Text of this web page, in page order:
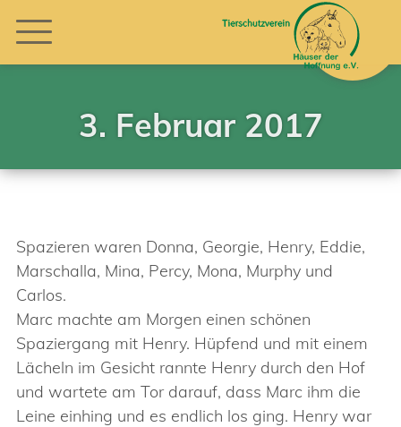
3. Februar 2017
Spazieren waren Donna, Georgie, Henry, Eddie,
Marschalla, Mina, Percy, Mona, Murphy und
Carlos.
Marc machte am Morgen einen schönen
Spaziergang mit Henry. Hüpfend und mit einem
Lächeln im Gesicht rannte Henry durch den Hof
und wartete am Tor darauf, dass Marc ihm die
Leine einhing und es endlich los ging. Henry war